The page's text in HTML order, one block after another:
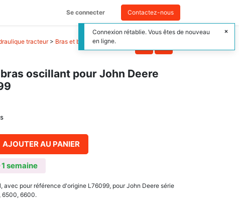
Se connecter Contactez-nous
tracteur> Bras et balancier de
oscillant pour John Deere
AJOUTER AU PANIER
1 semaine
avec pour référence d'origine L76099, pour John Deere série
6500, 6600.
Connexion rétablie. Vous êtes de nouveau
en ligne.